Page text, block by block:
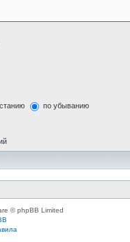
по убыванию
© phpBB Limited